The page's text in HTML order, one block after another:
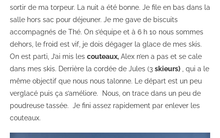
sortir de ma torpeur. La nuit a été bonne. Je file en bas dans la
salle hors sac pour déjeuner. Je me gave de biscuits
accompagnés de Thé. On s’équipe et à 6 h 10 nous sommes
dehors, le froid est vif, je dois dégager la glace de mes skis.
On est parti, J’ai mis les couteaux, Alex n’en a pas et se cale
dans mes skis. Derrière la cordée de Jules (3 skieurs) , qui a le
même objectif que nous nous talonne. Le départ est un peu
verglacé puis ça s’améliore. Nous, on trace dans un peu de
poudreuse tassée. Je fini assez rapidement par enlever les
couteaux.